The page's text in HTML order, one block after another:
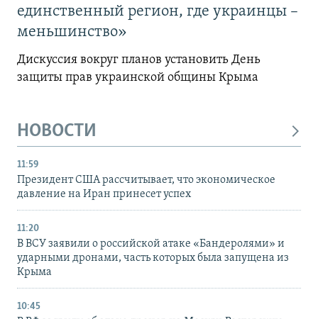
единственный регион, где украинцы –
меньшинство»
Дискуссия вокруг планов установить День
защиты прав украинской общины Крыма
НОВОСТИ
11:59
Президент США рассчитывает, что экономическое
давление на Иран принесет успех
11:20
В ВСУ заявили о российской атаке «Бандеролями» и
ударными дронами, часть которых была запущена из
Крыма
10:45